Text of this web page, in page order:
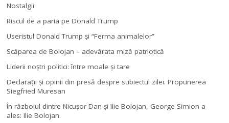
Nostalgii
Riscul de a paria pe Donald Trump
Useristul Donald Trump şi “Ferma animalelor”
Scăparea de Bolojan – adevărata miză patriotică
Liderii noştri politici: între moale şi tare
Declaraţii şi opinii din presă despre subiectul zilei. Propunerea
Siegfried Muresan
În războiul dintre Nicuşor Dan şi Ilie Bolojan, George Simion a
ales: Ilie Bolojan.